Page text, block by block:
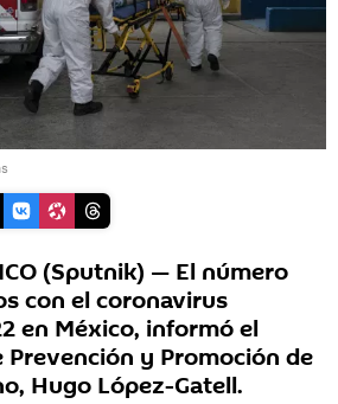
(Sputnik) — El número
con el coronavirus
en México, informó el
y Promoción de
Hugo López-Gatell.